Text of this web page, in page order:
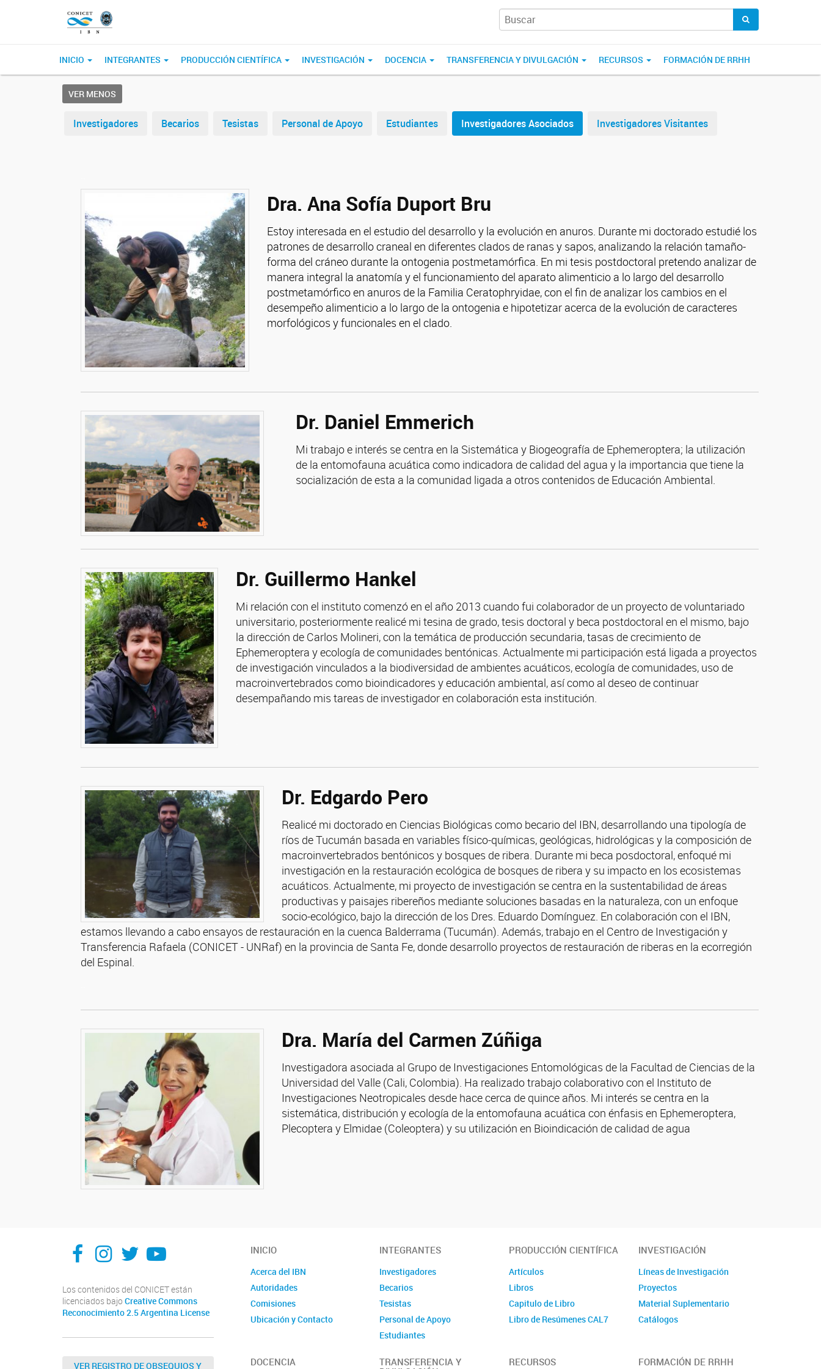
INICIO INTEGRANTES PRODUCCIÓN CIENTÍFICA INVESTIGACIÓN DOCENCIA TRANSFERENCIA Y DIVULGACIÓN RECURSOS FORMACIÓN DE RRHH
VER MENOS
Investigadores Becarios Tesistas Personal de Apoyo Estudiantes Investigadores Asociados Investigadores Visitantes
Dra. Ana Sofía Duport Bru
Estoy interesada en el estudio del desarrollo y la evolución en anuros. Durante mi doctorado estudié los
patrones de desarrollo craneal en diferentes clados de ranas y sapos, analizando la relación tamaño-
forma del cráneo durante la ontogenia postmetamórfica. En mi tesis postdoctoral pretendo analizar de
manera integral la anatomía y el funcionamiento del aparato alimenticio a lo largo del desarrollo
postmetamórfico en anuros de la Familia Ceratophryidae, con el fin de analizar los cambios en el
desempeño alimenticio a lo largo de la ontogenia e hipotetizar acerca de la evolución de caracteres
morfológicos y funcionales en el clado.
Dr. Daniel Emmerich
Mi trabajo e interés se centra en la Sistemática y Biogeografía de Ephemeroptera; la utilización
de la entomofauna acuática como indicadora de calidad del agua y la importancia que tiene la
socialización de esta a la comunidad ligada a otros contenidos de Educación Ambiental.
Dr. Guillermo Hankel
Mi relación con el instituto comenzó en el año 2013 cuando fui colaborador de un proyecto de voluntariado
universitario, posteriormente realicé mi tesina de grado, tesis doctoral y beca postdoctoral en el mismo, bajo
la dirección de Carlos Molineri, con la temática de producción secundaria, tasas de crecimiento de
Ephemeroptera y ecología de comunidades bentónicas. Actualmente mi participación está ligada a proyectos
de investigación vinculados a la biodiversidad de ambientes acuáticos, ecología de comunidades, uso de
macroinvertebrados como bioindicadores y educación ambiental, así como al deseo de continuar
desempañando mis tareas de investigador en colaboración esta institución.
Dr. Edgardo Pero
Realicé mi doctorado en Ciencias Biológicas como becario del IBN, desarrollando una tipología de
ríos de Tucumán basada en variables físico-químicas, geológicas, hidrológicas y la composición de
macroinvertebrados bentónicos y bosques de ribera. Durante mi beca posdoctoral, enfoqué mi
investigación en la restauración ecológica de bosques de ribera y su impacto en los ecosistemas
acuáticos. Actualmente, mi proyecto de investigación se centra en la sustentabilidad de áreas
productivas y paisajes ribereños mediante soluciones basadas en la naturaleza, con un enfoque
socio-ecológico, bajo la dirección de los Dres. Eduardo Domínguez. En colaboración con el IBN,
estamos llevando a cabo ensayos de restauración en la cuenca Balderrama (Tucumán). Además, trabajo en el Centro de Investigación y
Transferencia Rafaela (CONICET - UNRaf) en la provincia de Santa Fe, donde desarrollo proyectos de restauración de riberas en la ecorregión
del Espinal.
Dra. María del Carmen Zúñiga
Investigadora asociada al Grupo de Investigaciones Entomológicas de la Facultad de Ciencias de la
Universidad del Valle (Cali, Colombia). Ha realizado trabajo colaborativo con el Instituto de
Investigaciones Neotropicales desde hace cerca de quince años. Mi interés se centra en la
sistemática, distribución y ecología de la entomofauna acuática con énfasis en Ephemeroptera,
Plecoptera y Elmidae (Coleoptera) y su utilización en Bioindicación de calidad de agua
Facebook
Instagram
X You Tube
Los contenidos del CONICET están
licenciados bajo Creative Commons
Reconocimiento 2.5 Argentina License
VER REGISTRO DE OBSEQUIOS Y
INICIO
Acerca del IBN
Autoridades
Comisiones
Ubicación y Contacto
INTEGRANTES
Investigadores
Becarios
Tesistas
Personal de Apoyo
Estudiantes
Investigadores Visitantes
PRODUCCIÓN CIENTÍFICA
Artículos
Libros
Capitulo de Libro
Libro de Resúmenes CAL7
INVESTIGACIÓN
Líneas de Investigación
Proyectos
Material Suplementario
Catálogos
DOCENCIA
TRANSFERENCIA Y
RECURSOS FORMACIÓN DE RRHH